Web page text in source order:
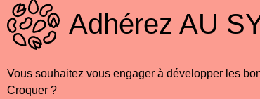
Adhérez AU
Vous souhaitez vous engager à développer les
Croquer ?